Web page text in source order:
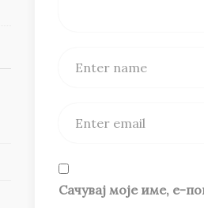
Сачувај моје име, е-